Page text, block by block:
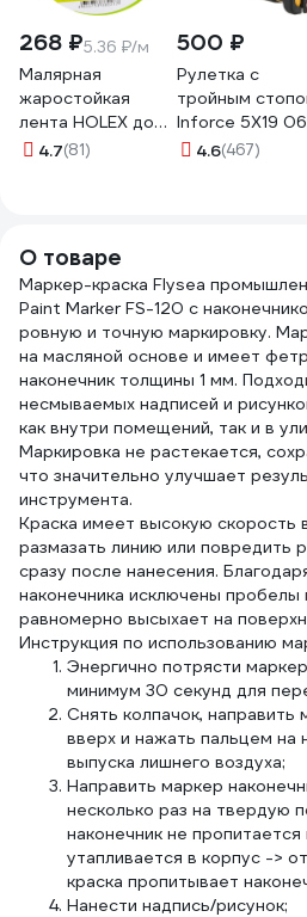
268 ₽5.36 ₽/м
Малярная
жаростойкая
лента HOLEX до
100С, зеленая,
4.7(81)
500 ₽
Рулетка с
тройным
Inforce 5Х19
11-70
4.6(467)
О товаре
Маркер-краска Flysea
Paint Marker FS-120 с
ровную и точную маркировку.
на масляной основе и имеет
наконечник толщины 1 мм.
несмываемых надписей и
как внутри помещений, так и в
Маркировка не растекается,
что значительно улучшает
инструмента.
Краска имеет высокую скорость
размазать линию или повредить
сразу после нанесения.
наконечника исключены пробелы
равномерно высыхает на
Инструкция по использованию
Энергично потрясти
минимум 30 секунд для
Снять колпачок, направить
вверх и нажать пальцем на
выпуска лишнего воздуха;
Направить маркер
несколько раз на твердую
наконечник не пропитается
утапливается в корпус ->
краска пропитывает
Нанести надпись/рисунок;